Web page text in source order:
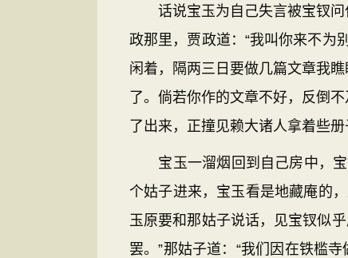
话说宝玉为自己失言被宝钗问
政那里，贾政道：“我叫你来不为
闲着，隔两三日要做几篇文章我
了。倘若你作的文章不好，反倒
了出来，正撞见赖大诸人拿着些册
宝玉一溜烟回到自己房中，宝
个姑子进来，宝玉看是地藏庵的
玉原要和那姑子说话，见宝钗似
罢。”那姑子道：“我们因在铁槛